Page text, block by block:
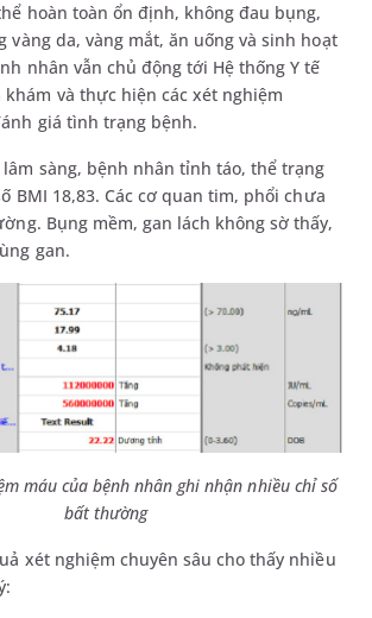
hoàn toàn ổn định, không đau bụng,
vàng da, vàng mắt, ăn uống và sinh hoạt
nhân vẫn chủ động tới Hệ thống Y tế
khám và thực hiện các xét nghiệm
giá tình trạng bệnh.
sàng, bệnh nhân tỉnh táo, thể trạng
BMI 18,83. Các cơ quan tim, phổi chưa
Bụng mềm, gan lách không sờ thấy,
gan.
máu của bệnh nhân ghi nhận nhiều chỉ số
bất thường
xét nghiệm chuyên sâu cho thấy nhiều